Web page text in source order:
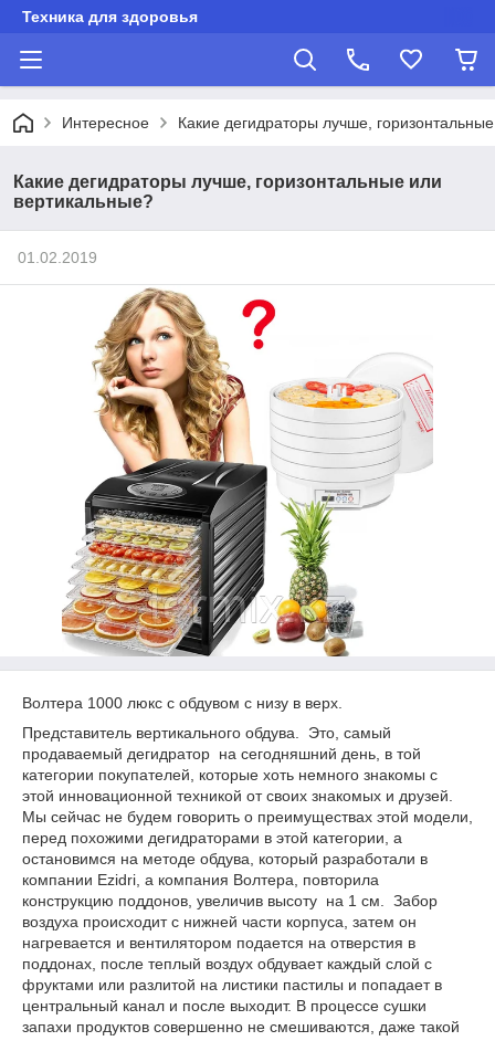
Техника для здоровья
Интересное Какие дегидраторы лучше,
Какие дегидраторы лучше, горизонтальные или
вертикальные?
01.02.2019
Волтера 1000 люкс с обдувом с низу в верх.
Представитель вертикального обдува. Это, самый
продаваемый дегидратор на сегодняшний день, в той
категории покупателей, которые хоть немного знакомы с
этой инновационной техникой от своих знакомых и друзей.
Мы сейчас не будем говорить о преимуществах этой модели,
перед похожими дегидраторами в этой категории, а
остановимся на методе обдува, который разработали в
компании Ezidri, а компания Волтера, повторила
конструкцию поддонов, увеличив высоту на 1 см. Забор
воздуха происходит с нижней части корпуса, затем он
нагревается и вентилятором подается на отверстия в
поддонах, после теплый воздух обдувает каждый слой с
фруктами или разлитой на листики пастилы и попадает в
центральный канал и после выходит. В процессе сушки
запахи продуктов совершенно не смешиваются, даже такой